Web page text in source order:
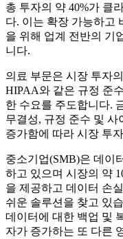
총 투자의 약 40%가 클
다. 이는 확장 가능하고
을 위해 업계 전반의 기
니다.
의료 부문은 시장 투자
HIPAA와 같은 규정 준
한 수요를 주도합니다.
무결성, 규정 준수 및
증가함에 따라 시장 투
중소기업(SMB)은 데이
하고 있으며 시장의 약
을 제공하고 데이터 손
쉬운 솔루션을 찾고 있
데이터에 대한 백업 및
자가 증가하는 또 다른